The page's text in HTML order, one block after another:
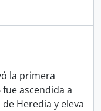
la primera
ascendida a
Heredia y eleva